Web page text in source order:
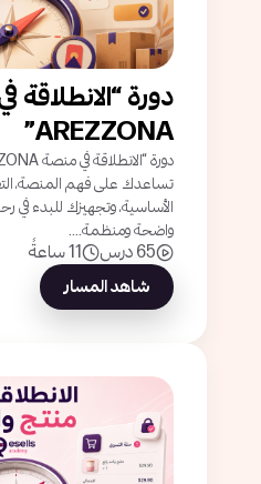
دورة “الانطلاقة
AREZZONA”
تساعدك على فهم المنصة،
الأساسية، وتجهيزك للبدء في
واضحة ومنظمة....
65 درس
11 ساعةً
شاهد المسار